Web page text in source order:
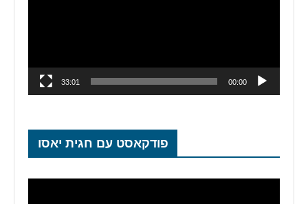
00:00
33:01
פודקאסט עם חגית יאסו